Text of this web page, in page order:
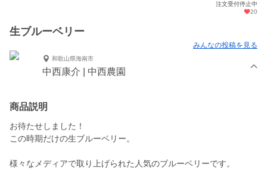
注文受付停止中
20
生ブルーベリー
みんなの投稿を見る
和歌山県海南市
中西康介 | 中西農園
商品説明
お待たせしました！
この時期だけの生ブルーベリー。
様々なメディアで取り上げられた人気のブルーベリーです。